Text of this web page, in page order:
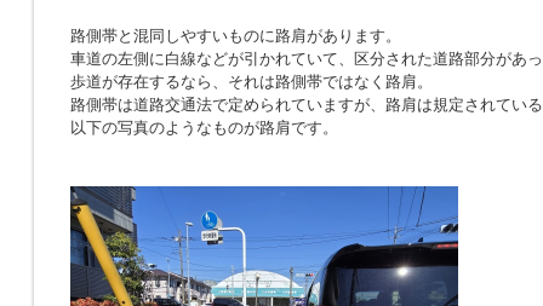
路側帯と混同しやすいものに路肩があります。
車道の左側に白線などが引かれていて、区分された道路部分があ
歩道が存在するなら、それは路側帯ではなく路肩。
路側帯は道路交通法で定められていますが、路肩は規定されてい
以下の写真のようなものが路肩です。